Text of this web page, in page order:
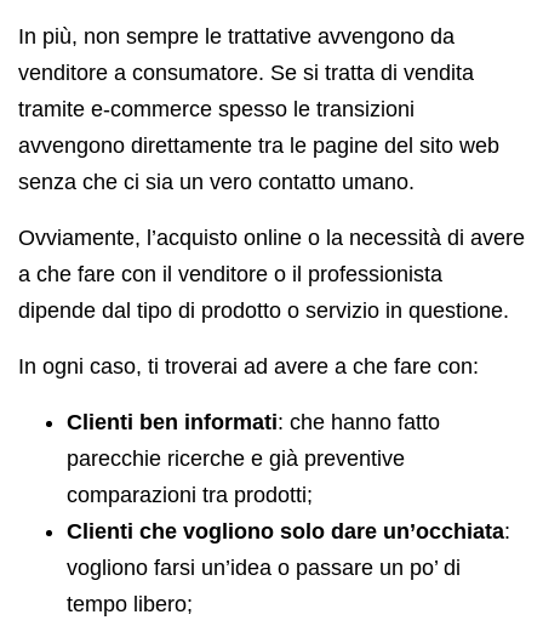
In più, non sempre le trattative avvengono da
venditore a consumatore. Se si tratta di vendita
tramite e-commerce spesso le transizioni
avvengono direttamente tra le pagine del sito web
senza che ci sia un vero contatto umano.
Ovviamente, l’acquisto online o la necessità di avere
a che fare con il venditore o il professionista
dipende dal tipo di prodotto o servizio in questione.
In ogni caso, ti troverai ad avere a che fare con:
Clienti ben informati: che hanno fatto
parecchie ricerche e già preventive
comparazioni tra prodotti;
Clienti che vogliono solo dare un’occhiata:
vogliono farsi un’idea o passare un po’ di
tempo libero;